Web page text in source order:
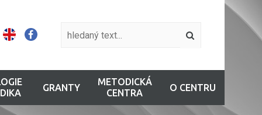
GRANTY
METODICKÁ
CENTRA
O CENTRU